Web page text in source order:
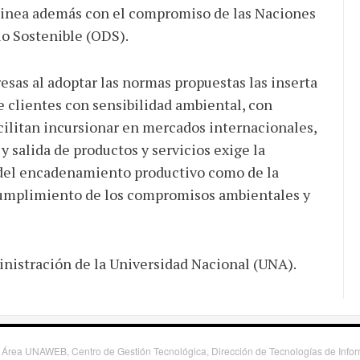
además con el compromiso de las Naciones
Sostenible (ODS).
al adoptar las normas propuestas las inserta
con sensibilidad ambiental, con
incursionar en mercados internacionales,
salida de productos y servicios exige la
encadenamiento productivo como de la
de los compromisos ambientales y
de la Universidad Nacional (UNA).
UNAWEB, Centro de Gestión Tecnológica, Dirección de Tecnologías de